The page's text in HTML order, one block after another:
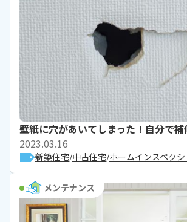
壁紙に穴があいてしまった！自分で
2023.03.16
新築住宅 中古住宅 ホームインスペク
メンテナンス